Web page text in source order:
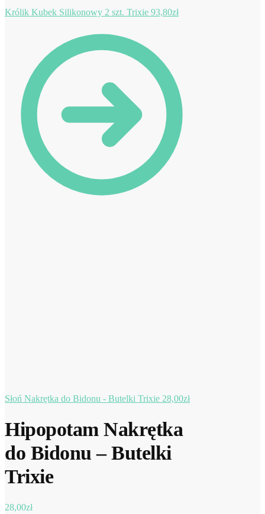
Królik Kubek Silikonowy 2 szt. Trixie 93,80zł
Słoń Nakrętka do Bidonu - Butelki Trixie 28,00zł
Hipopotam Nakrętka
do Bidonu – Butelki
Trixie
28,00zł